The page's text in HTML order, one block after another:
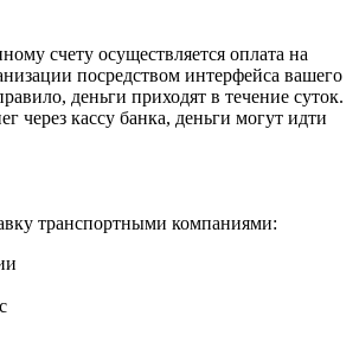
счету осуществляется оплата на
посредством интерфейса вашего
деньги приходят в течение суток.
через кассу банка, деньги могут идти
транспортными компаниями: